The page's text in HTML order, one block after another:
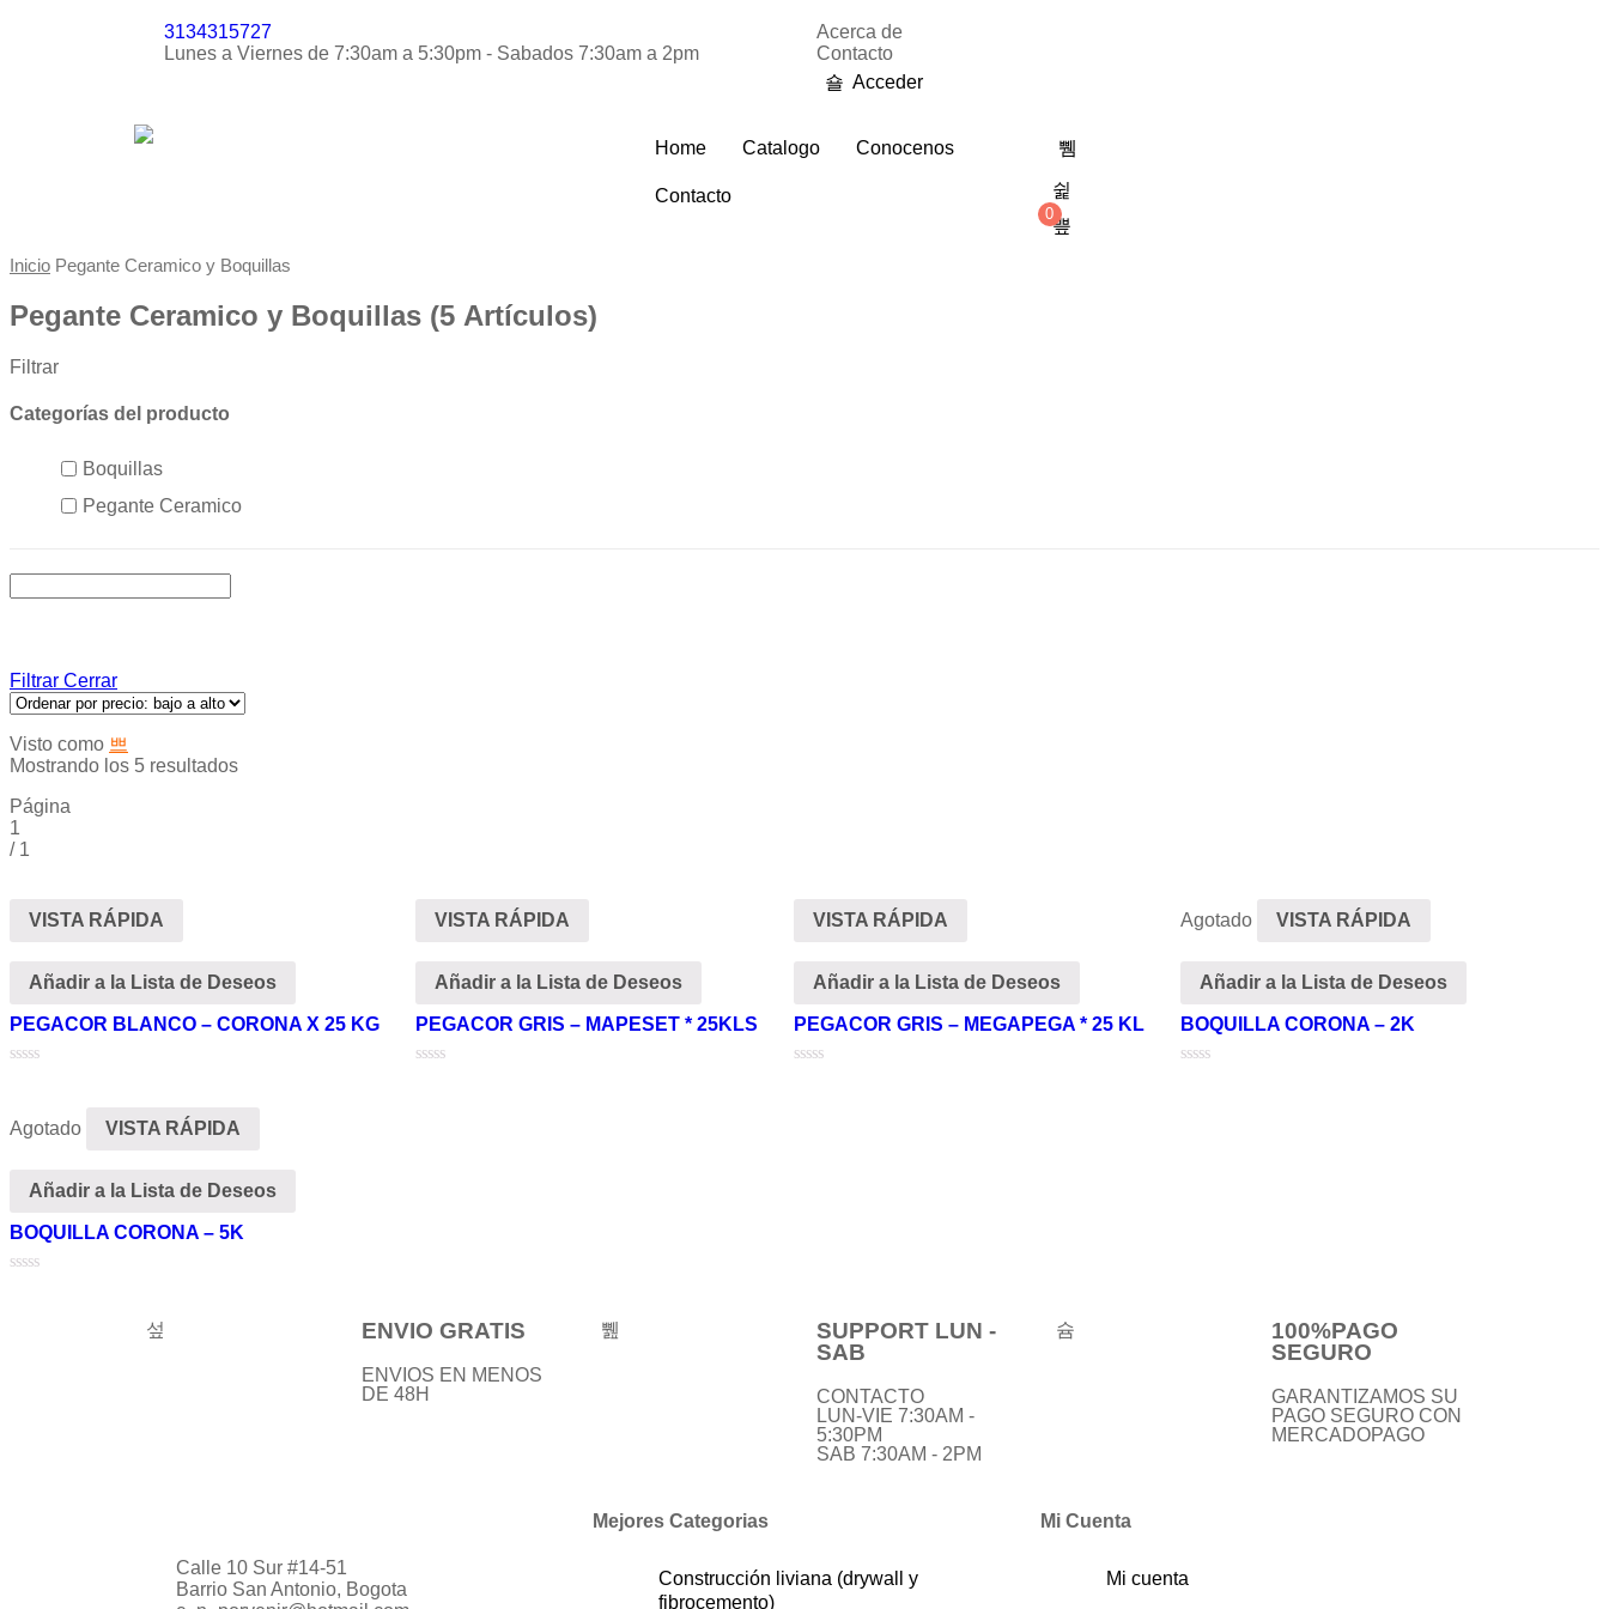
3134315727
Lunes a Viernes de 7:30am a 5:30pm - Sabados 7:30am a 2pm
Acerca de
Contacto
Acceder
Home Catalogo Conocenos
Contacto
0
Inicio Pegante Ceramico y Boquillas
Pegante Ceramico y Boquillas (5 Artículos)
Filtrar
Categorías del producto
Boquillas
Pegante Ceramico
Filtrar Cerrar
Visto como
Mostrando los 5 resultados
Página
1
/ 1
VISTA RÁPIDA
Añadir a la Lista de Deseos
PEGACOR BLANCO – CORONA X 25 KG
de
5
VISTA RÁPIDA
Añadir a la Lista de Deseos
PEGACOR GRIS – MAPESET * 25KLS
VISTA RÁPIDA
Añadir a la Lista de Deseos
PEGACOR GRIS – MEGAPEGA * 25 KL
Agotado VISTA RÁPIDA
Añadir a la Lista de Deseos
BOQUILLA CORONA – 2K
Agotado VISTA RÁPIDA
Añadir a la Lista de Deseos
BOQUILLA CORONA – 5K
ENVIO GRATIS
ENVIOS EN MENOS
DE 48H
SUPPORT LUN -
SAB
CONTACTO
LUN-VIE 7:30AM -
5:30PM
SAB 7:30AM - 2PM
100%PAGO
SEGURO
GARANTIZAMOS SU
PAGO SEGURO CON
MERCADOPAGO
Calle 10 Sur #14-51
Barrio San Antonio, Bogota
Mejores Categorias
Construcción liviana (drywall y
fibrocemento)
Mi Cuenta
Mi cuenta